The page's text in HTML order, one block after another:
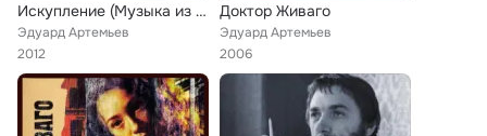
Искупление (Музыка из к/ф "Искупление")
Эдуард Артемьев
2012
Доктор Живаго
Эдуард Артемьев
2006